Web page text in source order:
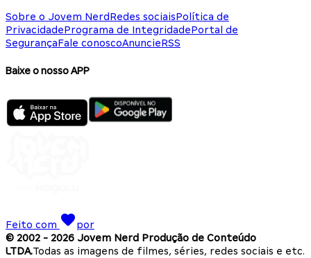
Sobre o Jovem NerdRedes sociaisPolítica de
PrivacidadePrograma de IntegridadePortal de
SegurançaFale conoscoAnuncieRSS
Baixe o nosso APP
Feito com
por
© 2002 - 2026 Jovem Nerd Produção de Conteúdo
LTDA.Todas as imagens de filmes, séries, redes sociais e etc.